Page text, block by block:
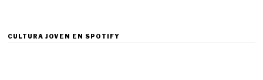
CULTURA JOVEN EN SPOTIFY